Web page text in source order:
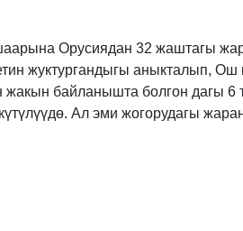
Орусиядан 32 жаштагы
жуктургандыгы аныкталып,
байланышта болгон дагы 6
Ал эми жогорудагы